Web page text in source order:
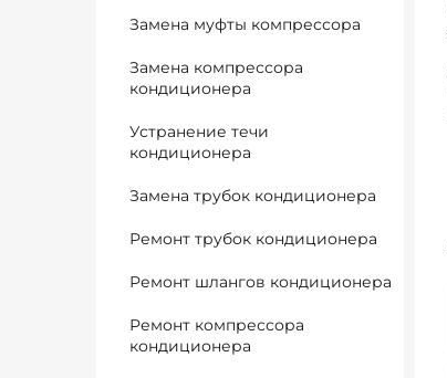
Замена муфты компрессора
Замена компрессора
кондиционера
Устранение течи
кондиционера
Замена трубок кондиционера
Ремонт трубок кондиционера
Ремонт шлангов кондиционера
Ремонт компрессора
кондиционера